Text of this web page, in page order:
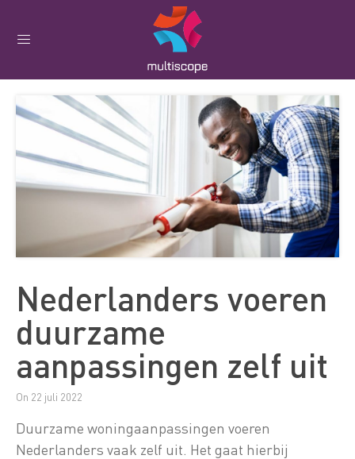
Nederlanders voeren
duurzame
aanpassingen zelf uit
On 22 juli 2022
Duurzame woningaanpassingen voeren
Nederlanders vaak zelf uit. Het gaat hierbij